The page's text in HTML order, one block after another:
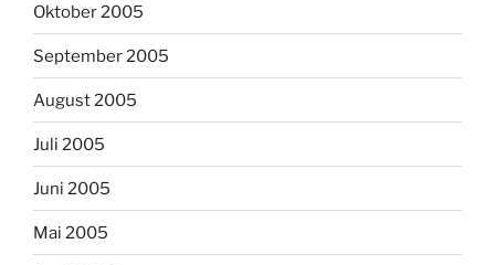
Oktober 2005
September 2005
August 2005
Juli 2005
Juni 2005
Mai 2005